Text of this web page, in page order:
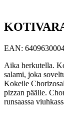
EAN:
Aika herkutella.
salami, joka
Kokeile
pizzan päälle.
runsaassa